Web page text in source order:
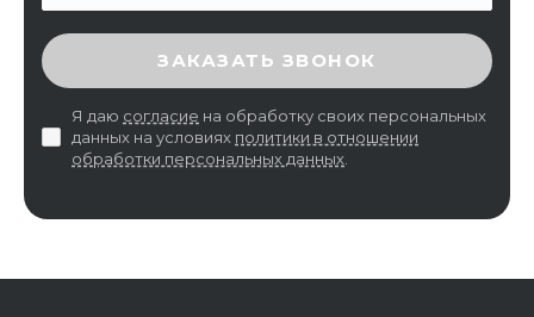
ВВЕДИТЕ ПРОВЕРОЧНЫЙ КОД
ЗАКАЗАТЬ ЗВОНОК
Я даю согласие на обработку своих персональных
данных на условиях политики в отношении
обработки персональных данных